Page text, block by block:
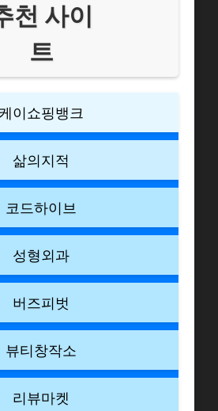
천 사이
트
케이쇼핑뱅크
삶의지적
코드하이브
성형외과
버즈피벗
뷰티창작소
리뷰마켓